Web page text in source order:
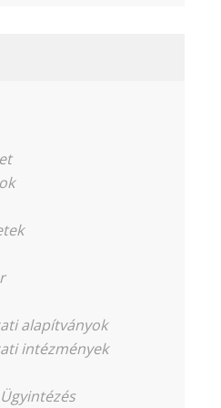
alapítványok
intézmények